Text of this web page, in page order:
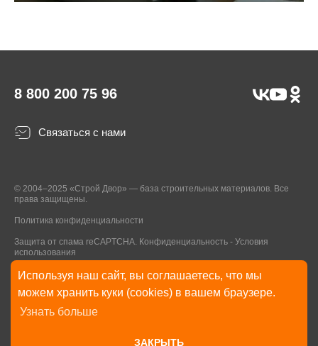
Используя наш сайт, вы соглашаетесь, что мы
можем хранить куки (cookies) в вашем браузере.
Узнать больше
ЗАКРЫТЬ
8 800 200 75 96
Связаться с нами
© 2004–2025 «Строй Двор» — база строительных материалов. Все
права защищены.
Политика конфиденциальности
Защита от спама reCAPTCHA. Конфиденциальность - Условия
использования
* Указанные на Сайте цены, комплектации, описания и технические
характеристики могут быть изменены в любое время без уведомления
пользователей Сайта. Внешний вид товаров и упаковки может